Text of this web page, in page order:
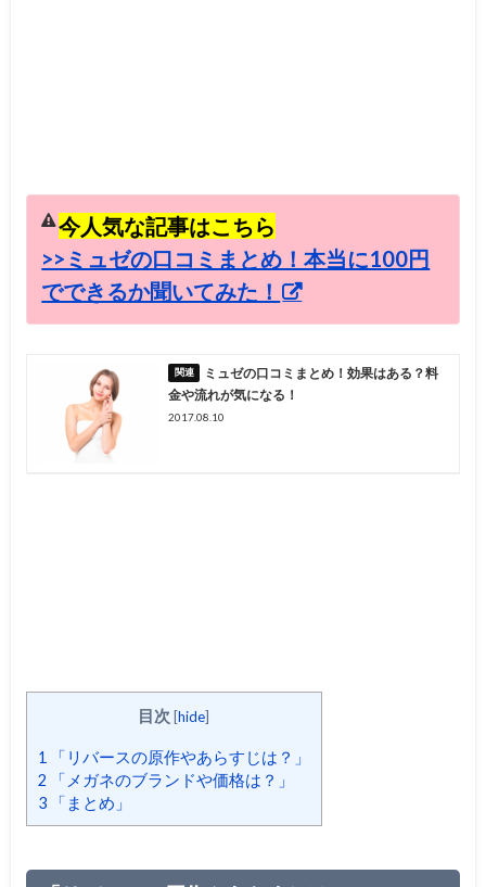
今人気な記事はこちら
>>ミュゼの口コミまとめ！本当に100円
でできるか聞いてみた！
ミュゼの口コミまとめ！効果はある？料
金や流れが気になる！
2017.08.10
目次 [hide]
1
「リバースの原作やあらすじは？」
2 「メガネのブランドや価格は？」
3「まとめ」